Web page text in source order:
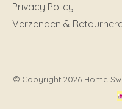
Privacy Policy
Verzenden &
© Copyright 2026 Home